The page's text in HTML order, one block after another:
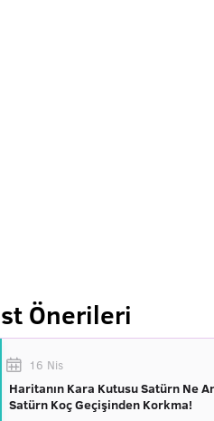
Önerileri
16 Nis
Haritanın Kara Kutusu Satürn Ne
Satürn Koç Geçişinden Korkma!